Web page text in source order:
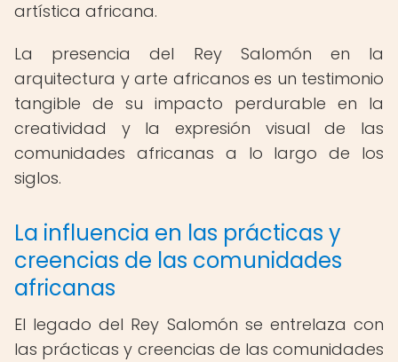
artística africana.
La presencia del Rey Salomón en la
arquitectura y arte africanos es un testimonio
tangible de su impacto perdurable en la
creatividad y la expresión visual de las
comunidades africanas a lo largo de los
siglos.
La influencia en las prácticas y
creencias de las comunidades
africanas
El legado del Rey Salomón se entrelaza con
las prácticas y creencias de las comunidades